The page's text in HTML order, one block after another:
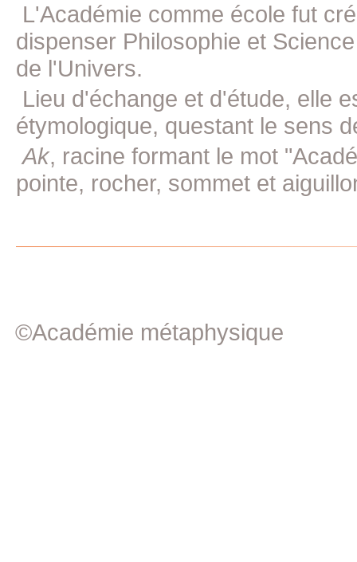
L'Académie comme école fut
dispenser Philosophie et
de l'Univers.
Lieu d'échange et d'étude, elle
étymologique, questant le sens
Ak, racine formant le mot
pointe, rocher, sommet et
©Académie métaphysique